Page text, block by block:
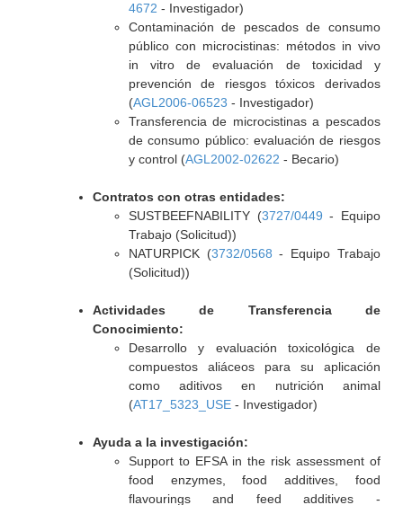
4672 - Investigador)
Contaminación de pescados de consumo
público con microcistinas: métodos in vivo
in vitro de evaluación de toxicidad y
prevención de riesgos tóxicos derivados
(AGL2006-06523 - Investigador)
Transferencia de microcistinas a pescados
de consumo público: evaluación de riesgos
y control (AGL2002-02622 - Becario)
Contratos con otras entidades:
SUSTBEEFNABILITY (3727/0449 - Equipo
Trabajo (Solicitud))
NATURPICK (3732/0568 - Equipo Trabajo
(Solicitud))
Actividades de Transferencia de
Conocimiento:
Desarrollo y evaluación toxicológica de
compuestos aliáceos para su aplicación
como aditivos en nutrición animal
(AT17_5323_USE- Investigador)
Ayuda a la investigación:
Support to EFSA in the risk assessment of
food enzymes, food additives, food
flavourings and feed additives -